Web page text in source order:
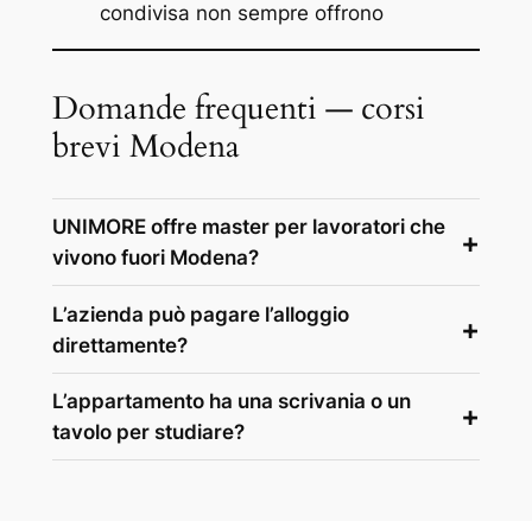
condivisa non sempre offrono
Domande frequenti — corsi
brevi Modena
UNIMORE offre master per lavoratori che
vivono fuori Modena?
L’azienda può pagare l’alloggio
direttamente?
L’appartamento ha una scrivania o un
tavolo per studiare?